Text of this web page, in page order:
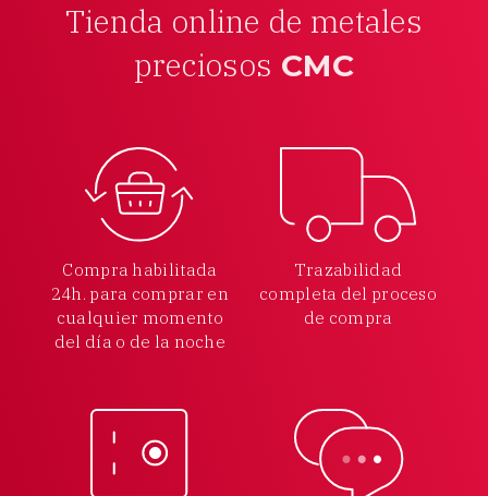
Tienda online de metales
preciosos CMC
Compra habilitada
24h. para comprar en
cualquier momento
del día o de la noche
Trazabilidad
completa del proceso
de compra